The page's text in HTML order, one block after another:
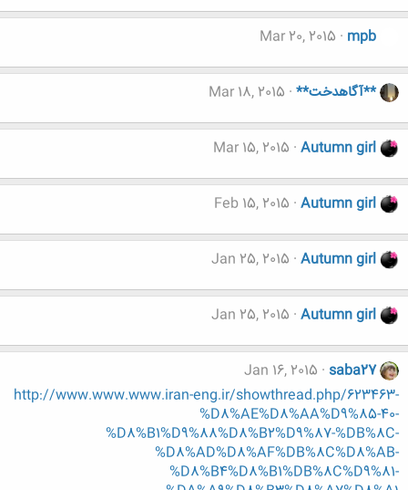
mpb
Mar 20, 2015
**آگاهدخت** Mar 18, 2015
Autumn girl
Mar 15, 2015
Autumn girl
Feb 15, 2015
Autumn girl
Jan 25, 2015
Autumn girl
Jan 25, 2015
saba27
Jan 16, 2015
http://www.www.www.iran-eng.ir/showthread.php/623463-
%D8%AE%D8%AA%D9%85-40-
%D8%B1%D9%88%D8%B2%D9%87-%DB%8C-
%D8%AD%D8%AF%DB%8C%D8%AB-
%D8%B4%D8%B1%DB%8C%D9%81-